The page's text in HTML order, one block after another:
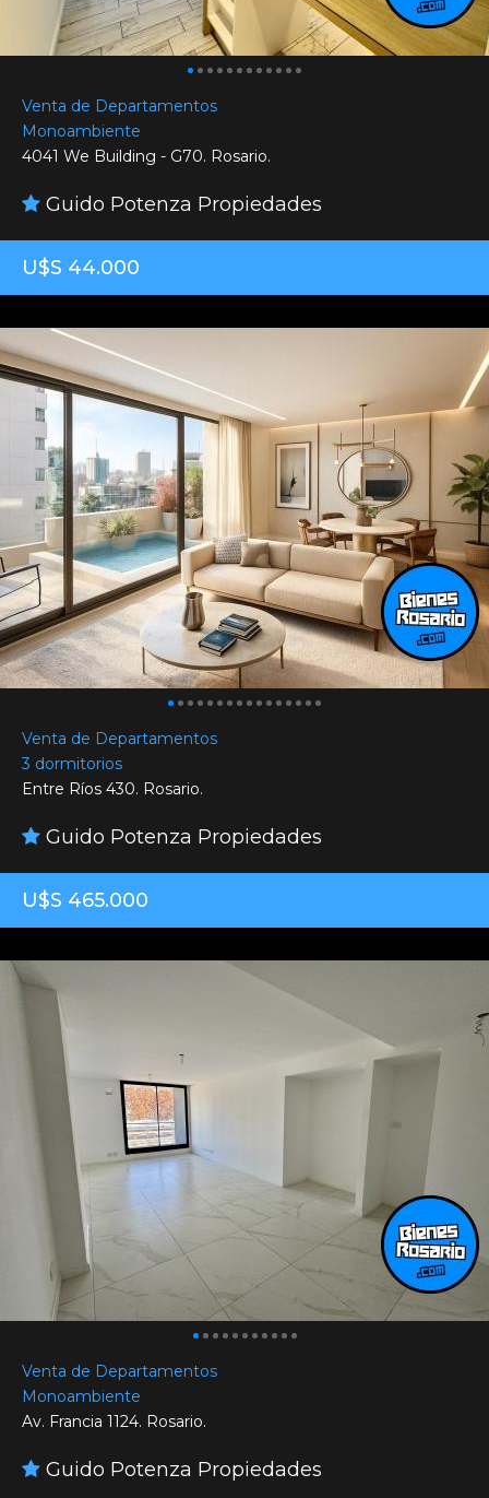
Venta de Departamentos
Monoambiente
4041 We Building - G70. Rosario.
Guido Potenza Propiedades
U$S 44.000
Venta de Departamentos
3 dormitorios
Entre Ríos 430. Rosario.
Guido Potenza Propiedades
U$S 465.000
Venta de Departamentos
Monoambiente
Av. Francia 1124. Rosario.
Guido Potenza Propiedades